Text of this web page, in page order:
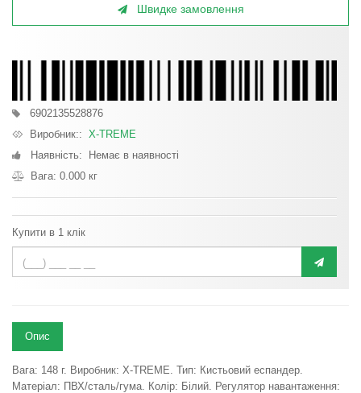
Швидке замовлення
6902135528876
Виробник:: X-TREME
Наявність: Немає в наявності
Вага: 0.000 кг
Купити в 1 клік
Опис
Вага: 148 г. Виробник: X-TREME. Тип: Кистьовий еспандер.
Матеріал: ПВХ/сталь/гума. Колір: Білий. Регулятор навантаження: